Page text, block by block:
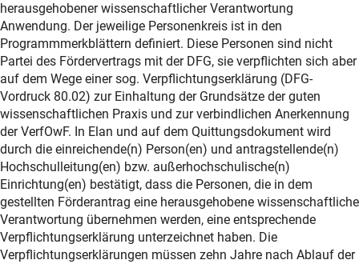
herausgehobener wissenschaftlicher Verantwortung
Anwendung. Der jeweilige Personenkreis ist in den
Programmmerkblättern definiert. Diese Personen sind nicht
Partei des Fördervertrags mit der DFG, sie verpflichten sich aber
auf dem Wege einer sog. Verpflichtungserklärung (DFG-
Vordruck 80.02) zur Einhaltung der Grundsätze der guten
wissenschaftlichen Praxis und zur verbindlichen Anerkennung
der VerfOwF. In Elan und auf dem Quittungsdokument wird
durch die einreichende(n) Person(en) und antragstellende(n)
Hochschulleitung(en) bzw. außerhochschulische(n)
Einrichtung(en) bestätigt, dass die Personen, die in dem
gestellten Förderantrag eine herausgehobene wissenschaftliche
Verantwortung übernehmen werden, eine entsprechende
Verpflichtungserklärung unterzeichnet haben. Die
Verpflichtungserklärungen müssen zehn Jahre nach Ablauf der